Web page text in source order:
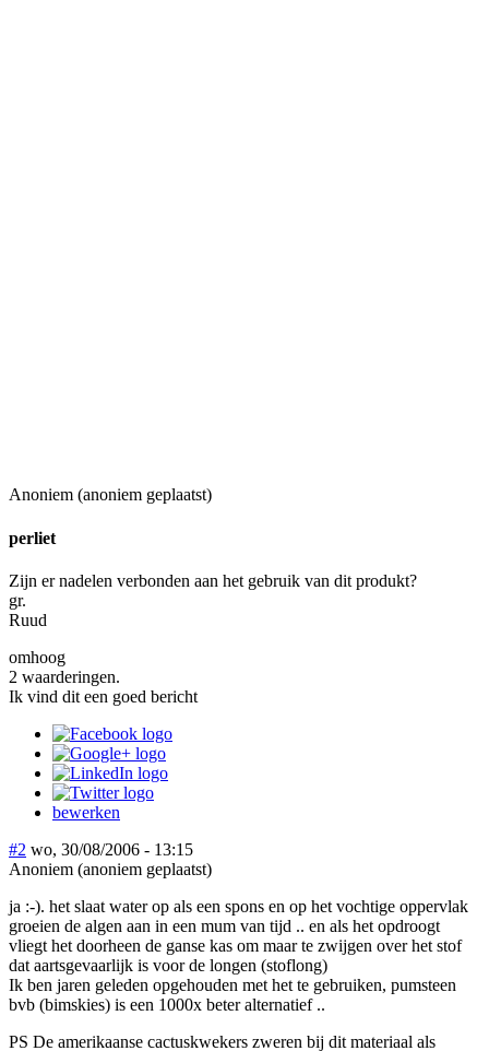
Anoniem (anoniem geplaatst)
perliet
Zijn er nadelen verbonden aan het gebruik van dit produkt?
gr.
Ruud
omhoog
2 waarderingen.
Ik vind dit een goed bericht
bewerken
#2 wo, 30/08/2006 - 13:15
Anoniem (anoniem geplaatst)
ja :-). het slaat water op als een spons en op het vochtige oppervlak
groeien de algen aan in een mum van tijd .. en als het opdroogt
vliegt het doorheen de ganse kas om maar te zwijgen over het stof
dat aartsgevaarlijk is voor de longen (stoflong)
Ik ben jaren geleden opgehouden met het te gebruiken, pumsteen
bvb (bimskies) is een 1000x beter alternatief ..
PS De amerikaanse cactuskwekers zweren bij dit materiaal als